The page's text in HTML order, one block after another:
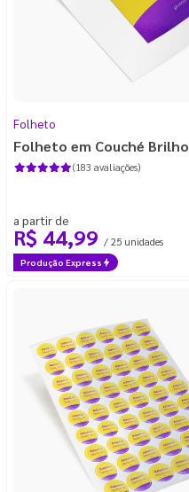
Folheto
Folheto em Couché Brilho
(183 avaliações)
a partir de
R$ 44,99 / 25 unidades
Produção Express